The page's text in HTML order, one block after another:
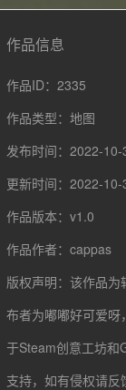
作品信息
作品ID：2335
作品类型：地图
发布时间：2022-
更新时间：2022-
作品版本：v1.0
作品作者：cappas
版权声明：该作品
布者为嘟嘟好可爱呀
于Steam创意工坊和
支持，如有侵权请反